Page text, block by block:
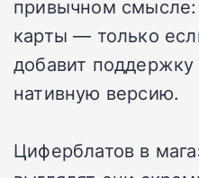
привычном
карты — только
добавит
нативную версию.
Циферблатов в